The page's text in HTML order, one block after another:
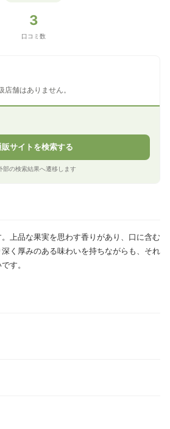
3
口コミ数
舗はありません。
販サイトを検索する
部の検索結果へ遷移します
上品な果実を思わす香りがあり、口に含む
く厚みのある味わいを持ちながらも、それ
す。